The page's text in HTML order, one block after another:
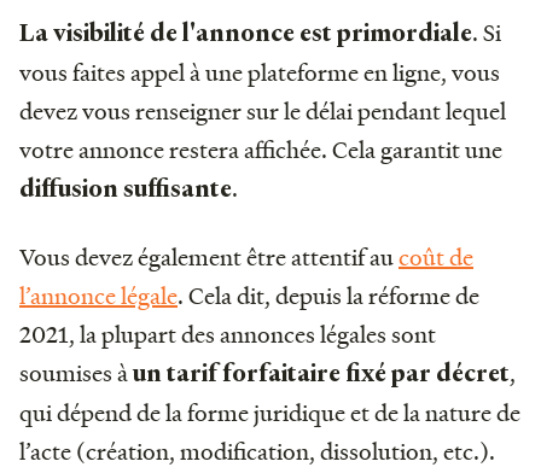
La visibilité de l'annonce est primordiale. Si
vous faites appel à une plateforme en ligne, vous
devez vous renseigner sur le délai pendant lequel
votre annonce restera affichée. Cela garantit une
diffusion suffisante.
Vous devez également être attentif aucoût de
l’annonce légale. Cela dit, depuis la réforme de
2021, la plupart des annonces légales sont
soumises àun tarif forfaitaire fixé par décret,
qui dépend de la forme juridique et de la nature de
l’acte (création, modification, dissolution, etc.).